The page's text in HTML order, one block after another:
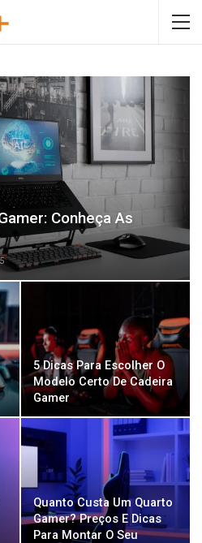
Conheça As
5 Dicas Para Escolher O
Modelo Certo De Cadeira
Gamer
Quanto Custa Um Quarto
Gamer? Preços E Dicas
Para Montar O Seu